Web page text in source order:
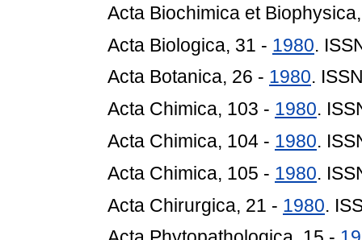
Acta Biochimica et
Acta Biologica, 31 - 1980.
Acta Botanica, 26 - 1980.
Acta Chimica, 103 - 1980.
Acta Chimica, 104 - 1980.
Acta Chimica, 105 - 1980.
Acta Chirurgica, 21 - 1980.